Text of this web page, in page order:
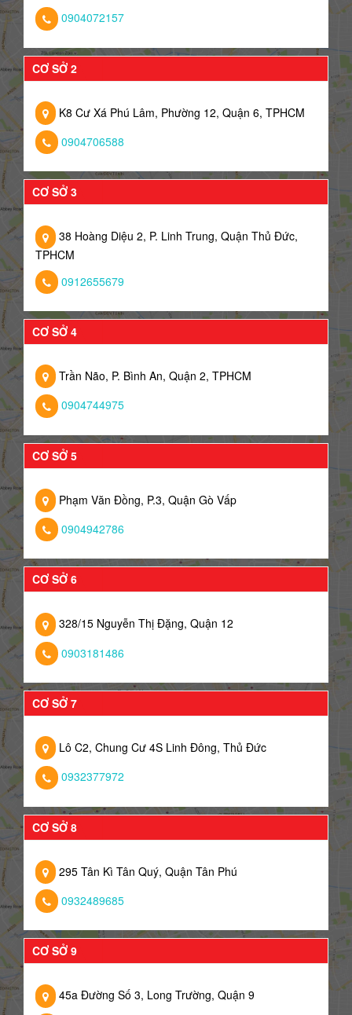
0904072157
CƠ SỞ 2
K8 Cư Xá Phú Lâm, Phường 12, Quận 6, TPHCM
0904706588
CƠ SỞ 3
38 Hoàng Diệu 2, P. Linh Trung, Quận Thủ Đức,
TPHCM
0912655679
CƠ SỞ 4
Trần Não, P. Bình An, Quận 2, TPHCM
0904744975
CƠ SỞ 5
Phạm Văn Đồng, P.3, Quận Gò Vấp
0904942786
CƠ SỞ 6
328/15 Nguyễn Thị Đặng, Quận 12
0903181486
CƠ SỞ 7
Lô C2, Chung Cư 4S Linh Đông, Thủ Đức
0932377972
CƠ SỞ 8
295 Tân Kì Tân Quý, Quận Tân Phú
0932489685
CƠ SỞ 9
45a Đường Số 3, Long Trường, Quận 9